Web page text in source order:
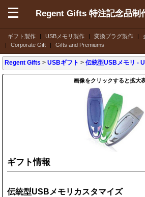
ギフト製作 | USBメモリ製作 | 変換プラグ製作 |
|
Corporate Gift | Gifts and Premiums
Regent Gifts 特注記念品制
Regent Gifts >USBギフト >伝統型USBメモリ -
画像をクリックすると拡大
ギフト情報
伝統型USBメモリカスタマイズ